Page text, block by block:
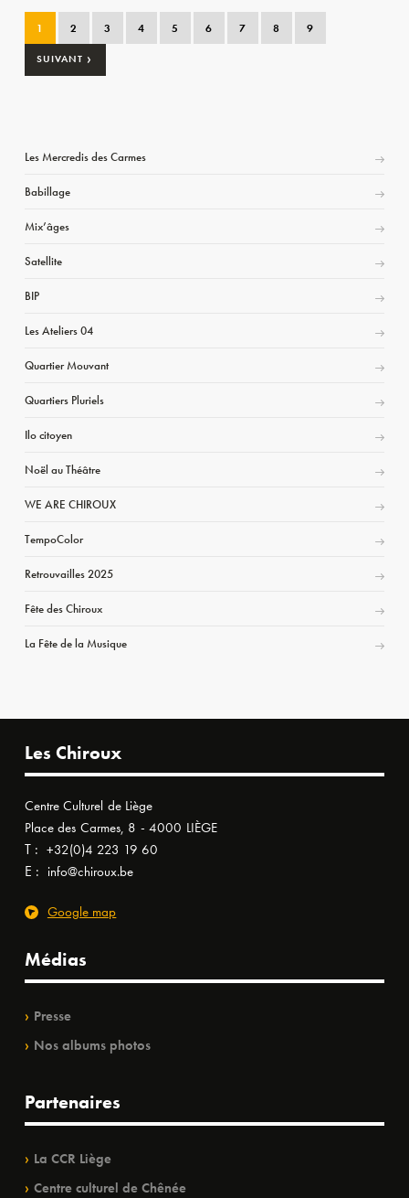
1 2 3 4 5 6 7 8 9
SUIVANT ›
Les Mercredis des Carmes
Babillage
Mix’âges
Satellite
BIP
Les Ateliers 04
Quartier Mouvant
Quartiers Pluriels
Ilo citoyen
Noël au Théâtre
WE ARE CHIROUX
TempoColor
Retrouvailles 2025
Fête des Chiroux
La Fête de la Musique
Les Chiroux
Centre Culturel de Liège
Place des Carmes, 8 - 4000 LIÈGE
T : +32(0)4 223 19 60
E : info@chiroux.be
Google map
Médias
Presse
Nos albums photos
Partenaires
La CCR Liège
Centre culturel de Chênée